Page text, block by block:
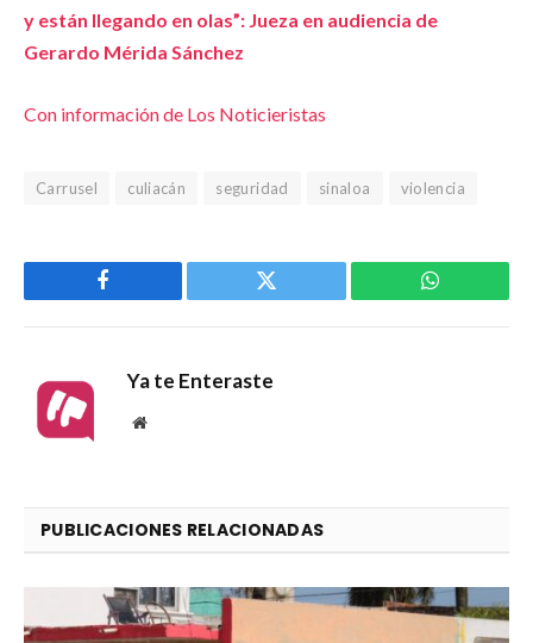
y están llegando en olas”: Jueza en audiencia de
Gerardo Mérida Sánchez
Con información de Los Noticieristas
Carrusel culiacán seguridad sinaloa violencia
Facebook Twitter WhatsApp
Ya te Enteraste
Website
PUBLICACIONES RELACIONADAS